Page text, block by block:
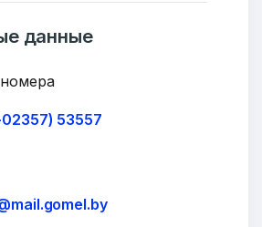
данные
53557